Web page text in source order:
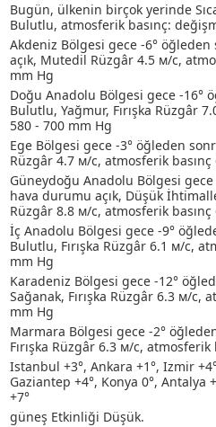
Bugün, ülkenin birçok yerinde
Bulutlu, atmosferik basınç:
Akdeniz Bölgesi gece -6°
açık, Mutedil Rüzgâr 4.5 м/с,
mm Hg
Doğu Anadolu Bölgesi gece -16°
Bulutlu, Yağmur, Fırışka Rüzgâr
580 - 700 mm Hg
Ege Bölgesi gece -3° öğleden
Rüzgâr 4.7 м/с, atmosferik
Güneydoğu Anadolu Bölgesi
hava durumu açık, Düşük
Rüzgâr 8.8 м/с, atmosferik
İç Anadolu Bölgesi gece -9°
Bulutlu, Fırışka Rüzgâr 6.1 м/с,
mm Hg
Karadeniz Bölgesi gece -12°
Sağanak, Fırışka Rüzgâr 6.3 м/с,
mm Hg
Marmara Bölgesi gece -2°
Fırışka Rüzgâr 6.3 м/с,
Istanbul +3°, Ankara +1°, Izmir
Gaziantep +4°, Konya 0°, Antalya
+7°
güneş Etkinliği Düşük.